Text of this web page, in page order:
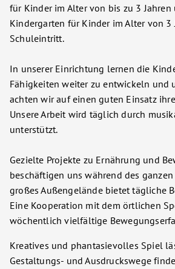
für Kinder im Alter von bis zu 3 Jahren
Kindergarten für Kinder im Alter von 3
Schuleintritt.
In unserer Einrichtung lernen die
Fähigkeiten weiter zu entwickeln und
achten wir auf einen guten Einsatz
Unsere Arbeit wird täglich durch
unterstützt.
Gezielte Projekte zu Ernährung und
beschäftigen uns während des ganzen
großes Außengelände bietet tägliche
Eine Kooperation mit dem örtlichen
wöchentlich vielfältige
Kreatives und phantasievolles Spiel
Gestaltungs- und Ausdruckswege